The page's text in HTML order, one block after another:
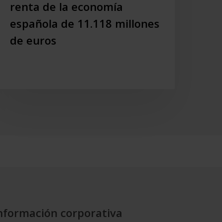
renta de la economía
española de 11.118 millones
de euros
corporativa